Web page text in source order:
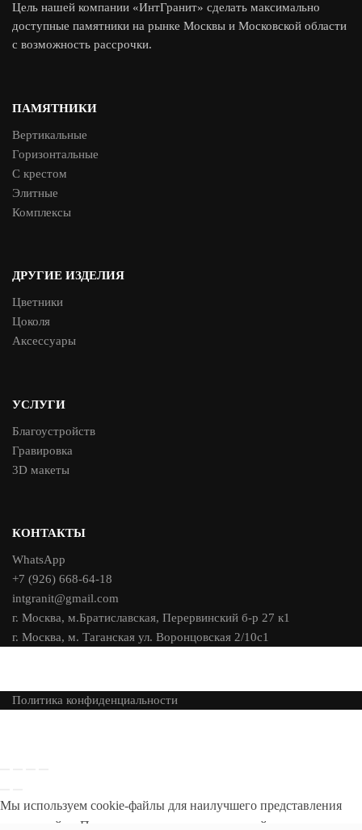
Цель нашей компании «ИнтГранит» сделать максимально
доступные памятники на рынке Москвы и Московской области
с возможность рассрочки.
ПАМЯТНИКИ
Вертикальные
Горизонтальные
С крестом
Элитные
Комплексы
ДРУГИЕ ИЗДЕЛИЯ
Цветники
Цоколя
Аксессуары
УСЛУГИ
Благоустройств
Гравировка
3D макеты
КОНТАКТЫ
WhatsApp
+7 (926) 668-64-18
intgranit@gmail.com
г. Москва, м.Братиславская, Перервинский б-р 27 к1
г. Москва, м. Таганская ул. Воронцовская 2/10с1
Политика конфиденциальности
Мы используем cookie-файлы для наилучшего представления
нашего сайта. Продолжая использовать этот сайт, вы